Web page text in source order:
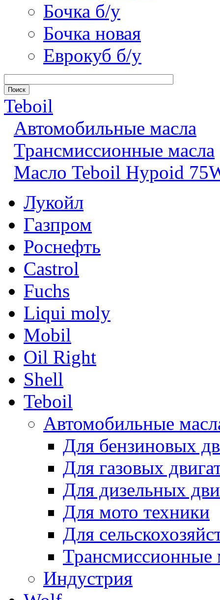
Бочка б/у
Бочка новая
Еврокуб б/у
Teboil
Автомобильные масла
Трансмиссионные масла
Масло Teboil Hypoid
Лукойл
Газпром
Роснефть
Castrol
Fuchs
Liqui moly
Mobil
Oil Right
Shell
Teboil
Автомобильные
Для бензиновых
Для газовых
Для дизельных
Для мото техники
Для
Трансмиссионные
Индустрия